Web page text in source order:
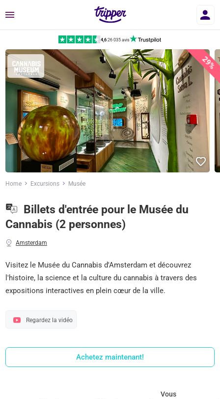
Menu
4,6|26 035 avis
29%
Home Excursions Musée
Billets d'entrée pour le Musée du
Cannabis (2 personnes)
Amsterdam
Visitez le Musée du Cannabis d'Amsterdam et découvrez
l'histoire, la science et la culture du cannabis à travers des
expositions interactives en plein cœur de la ville.
Regardez la vidéo
Achetez maintenant!
Vous